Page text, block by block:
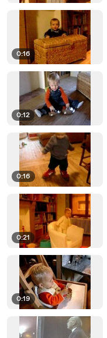
0:16
0:12
0:16
0:21
0:19